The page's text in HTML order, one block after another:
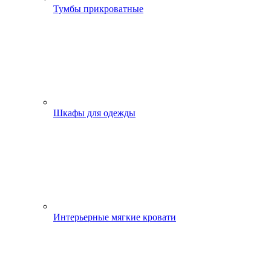
Тумбы прикроватные
Шкафы для одежды
Интерьерные мягкие кровати